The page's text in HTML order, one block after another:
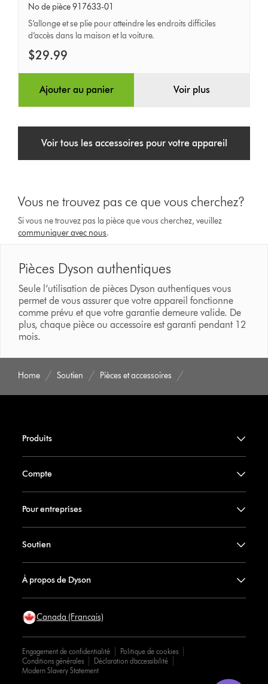
pour
espaces
restreints
No de pièce 917633-01
S’allonge et se plie pour atteindre les endroits difficiles
d’accès dans la maison et la voiture.
$29.99
Ajouter au panier Voir plus
Voir tous les accessoires pour votre appareil
Vous ne trouvez pas ce que vous cherchez?
Si vous ne trouvez pas la pièce que vous cherchez, veuillez
communiquer avec nous.
Pièces Dyson authentiques
Seule l’utilisation de pièces Dyson authentiques vous
permet de vous assurer que votre appareil fonctionne
comme prévu et que votre garantie demeure valide. De
plus, chaque pièce ou accessoire est garanti pendant 12
mois.
Home Soutien Pièces et accessoires
Produits
Compte
Pour entreprises
Soutien
À propos de Dyson
Canada (Francais)
Engagement de confidentialité
Politique de cookies
Conditions générales
Déclaration d’accessibilité
Modern Slavery Statement